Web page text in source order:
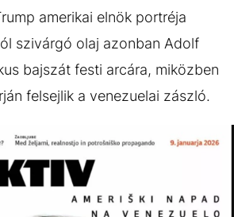
amerikai elnök portréja
szivárgó olaj azonban Adolf
bajszát festi arcára, miközben
felsejlik a venezuelai zászló.